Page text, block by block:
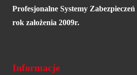
Profesjonalne Systemy Zabezpieczeń
rok założenia 2009r.
Informacje